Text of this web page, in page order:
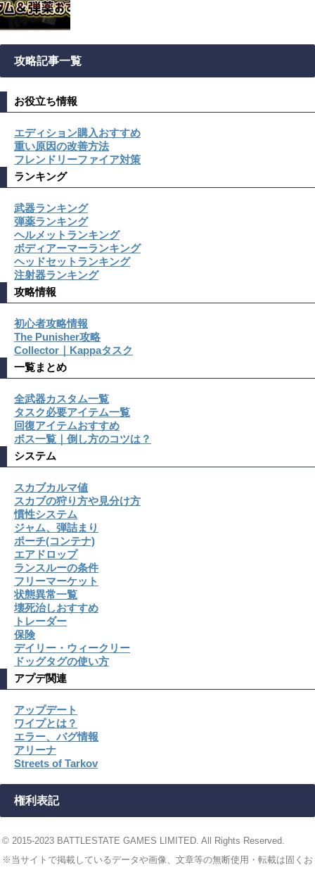
攻略記事一覧
お役立ち情報
エディション購入おすすめ
重い原因の改善方法
フレンドリーファイア対策
ランキング
武器ランキング
弾薬ランキング
ヘルメットランキング
ボディアーマーランキング
ヘッドセットランキング
注射器ランキング
攻略情報
初心者攻略情報
The Punisher攻略
Collector｜Kappaタスク
一覧まとめ
全武器カスタム一覧
タスク必要アイテム一覧
回復アイテムおすすめ
ボス一覧｜倒し方のコツは？
システム
スカブカルマ値
スカブの狩り方や見分け方
慣性システム
ジャム、弾詰まり
ポーチ(コンテナ)
エアドロップ
ランスルーの条件
フリーマーケット
状態異常一覧
壊死治しおすすめ
トレーダー
保険
デイリー・ウィークリー
ドッグタグの使い方
アプデ関連
アップデート
ワイプとは？
エラー、バグ情報
アリーナ
Streets of Tarkov
権利表記
© 2015-2023 BATTLESTATE GAMES LIMITED. All Rights Reserved.
※当サイトで掲載しているデータや画像、文章等の無断使用・転載は固くお